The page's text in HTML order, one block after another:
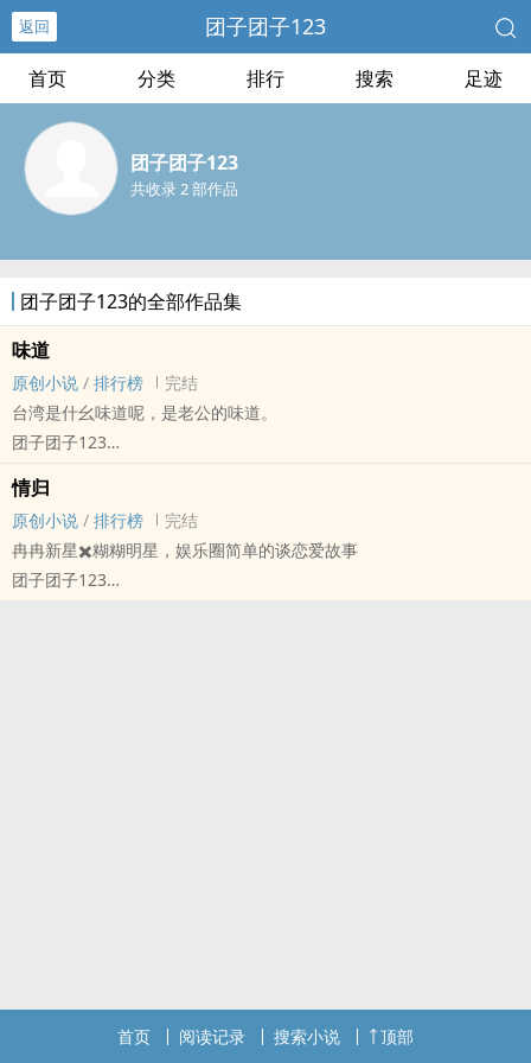
返回 团子团子123
首页 分类 排行 搜索 足迹
团子团子123
共收录 2 部作品
团子团子123的全部作品集
味道
原创小说 / 排行榜
完结
台湾是什幺味道呢，是老公的味道。
团子团子123
现代 - HE - 小甜饼 - 校园
1v1
大傻狗狗体育生✖️直球美人舞蹈生
情归
原创小说 / 排行榜
完结
冉冉新星✖️糊糊明星，娱乐圈简单的谈恋爱故事
团子团子123
首页 阅读记录 搜索小说 顶部